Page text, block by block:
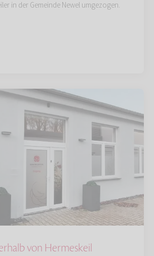
in der Gemeinde Newel umgezogen.
von Hermeskeil